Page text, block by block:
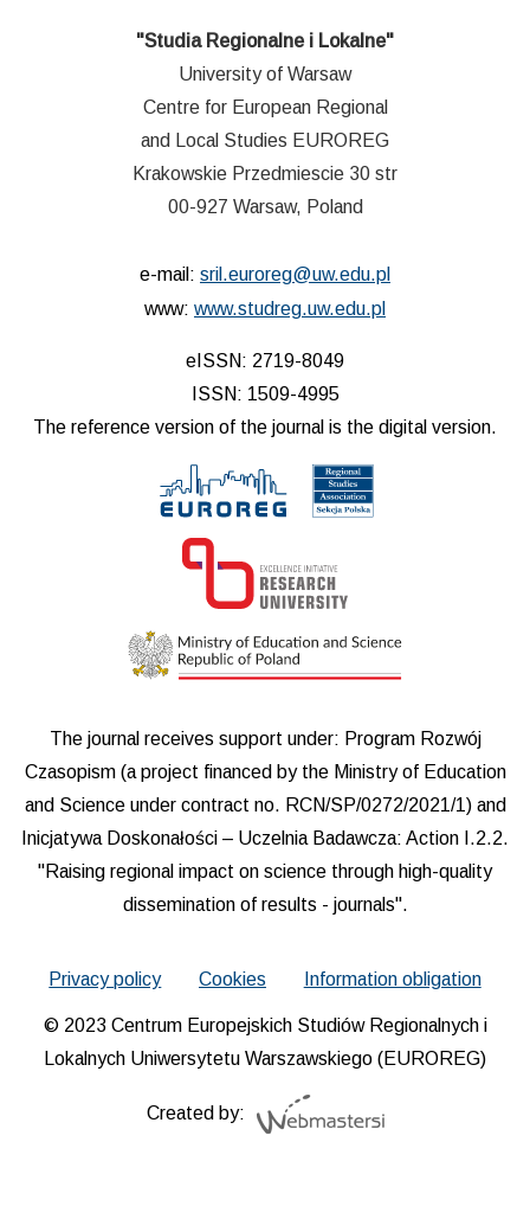
"Studia Regionalne i Lokalne"
University of Warsaw
Centre for European Regional
and Local Studies EUROREG
Krakowskie Przedmiescie 30 str
00-927 Warsaw, Poland
e-mail: sril.euroreg@uw.edu.pl
www: www.studreg.uw.edu.pl
eISSN: 2719-8049
ISSN: 1509-4995
The reference version of the journal is the digital version.
The journal receives support under: Program Rozwój
Czasopism (a project financed by the Ministry of Education
and Science under contract no. RCN/SP/0272/2021/1) and
Inicjatywa Doskonałości – Uczelnia Badawcza: Action I.2.2.
"Raising regional impact on science through high-quality
dissemination of results - journals".
Privacy policy Cookies Information obligation
© 2023 Centrum Europejskich Studiów Regionalnych i
Lokalnych Uniwersytetu Warszawskiego (EUROREG)
Created by: